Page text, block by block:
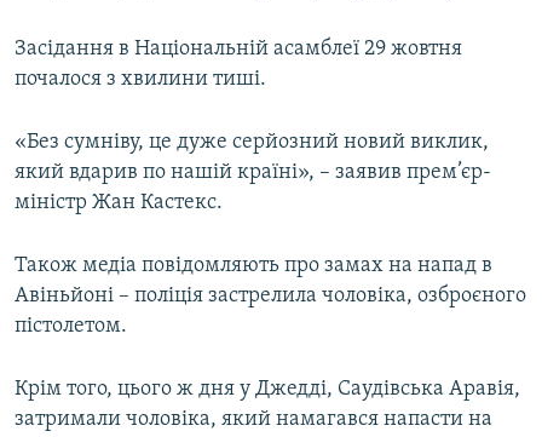
Засідання в Національній асамблеї 29 жовтня
почалося з хвилини тиші.
«Без сумніву, це дуже серйозний новий виклик,
який вдарив по нашій країні», – заявив прем’єр-
міністр Жан Кастекс.
Також медіа повідомляють про замах на напад в
Авіньйоні – поліція застрелила чоловіка, озброєного
пістолетом.
Крім того, цього ж дня у Джедді, Саудівська Аравія,
затримали чоловіка, який намагався напасти на